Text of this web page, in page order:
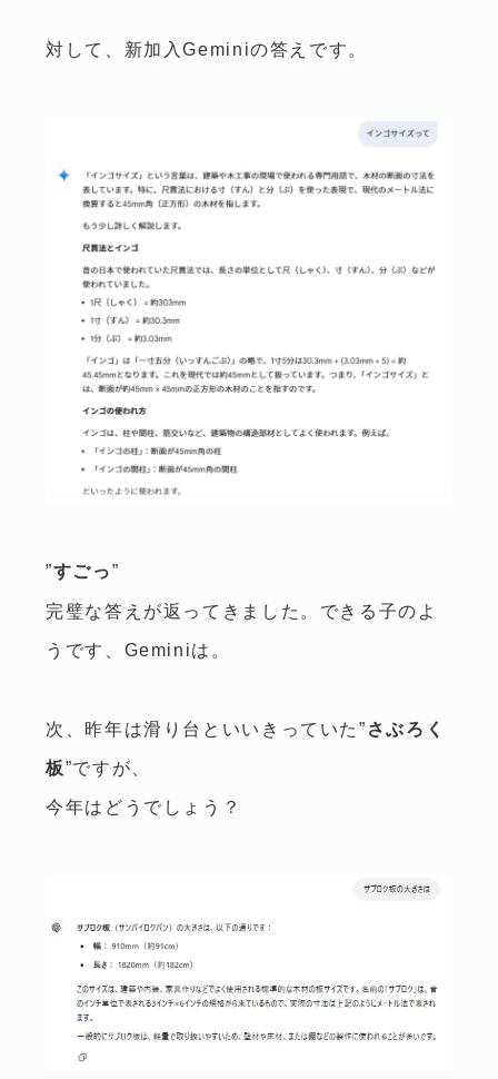
対して、新加入Geminiの答えです。
”すごっ”
完璧な答えが返ってきました。できる子のよ
うです、Geminiは。
次、昨年は滑り台といいきっていた” さぶろく
板”ですが、
今年はどうでしょう？